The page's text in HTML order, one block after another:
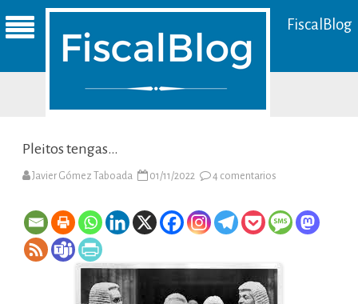
FiscalBlog
Pleitos tengas…
Javier Gómez Taboada 01/11/2022 4 comentarios